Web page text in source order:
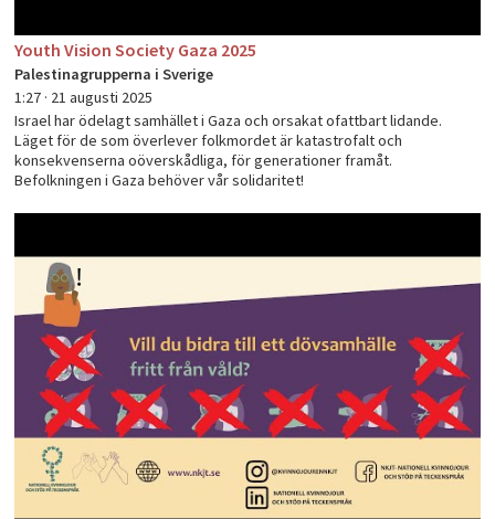
Youth Vision Society Gaza 2025
Palestinagrupperna i Sverige
1:27 · 21 augusti 2025
Israel har ödelagt samhället i Gaza och orsakat ofattbart lidande.
Läget för de som överlever folkmordet är katastrofalt och
konsekvenserna oöverskådliga, för generationer framåt.
Befolkningen i Gaza behöver vår solidaritet!